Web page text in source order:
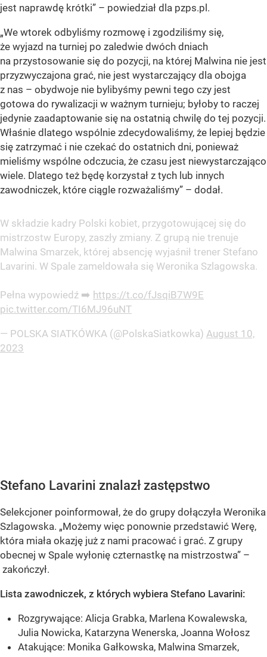
jest naprawdę krótki” – powiedział dla pzps.pl.
„We wtorek odbyliśmy rozmowę i zgodziliśmy się,
że wyjazd na turniej po zaledwie dwóch dniach
na przystosowanie się do pozycji, na której Malwina nie jest
przyzwyczajona grać, nie jest wystarczający dla obojga
z nas – obydwoje nie bylibyśmy pewni tego czy jest
gotowa do rywalizacji w ważnym turnieju; byłoby to raczej
jedynie zaadaptowanie się na ostatnią chwilę do tej pozycji.
Właśnie dlatego wspólnie zdecydowaliśmy, że lepiej będzie
się zatrzymać i nie czekać do ostatnich dni, ponieważ
mieliśmy wspólne odczucia, że czasu jest niewystarczająco
wiele. Dlatego też będę korzystał z tych lub innych
zawodniczek, które ciągle rozważaliśmy” – dodał.
W składzie kadry Polski kobiet, przygotowującej się do
mistrzostw Europy, zaszły zmiany. Z grupą nie trenuje
Malwina Smarzek, której absencję wyjaśnił trener Stefano
Lavarini. W Spale zameldowała się Weronika Szlagowska.
Pełna wypowiedź ➡️ https://t.co/fJsqiB7W9E
pic.twitter.com/TI6MJ96uNT
— POLSKA SIATKÓWKA (@PolskaSiatkowka) August 10,
2023
Stefano Lavarini znalazł zastępstwo
Selekcjoner poinformował, że do grupy dołączyła Weronika
Szlagowska. „Możemy więc ponownie przedstawić Werę,
która miała okazję już z nami pracować i grać. Z grupy
obecnej w Spale wyłonię czternastkę na mistrzostwa” –
zakończył.
Lista zawodniczek, z których wybiera Stefano Lavarini:
Rozgrywające: Alicja Grabka, Marlena Kowalewska,
Julia Nowicka, Katarzyna Wenerska, Joanna Wołosz
Atakujące: Monika Gałkowska, Malwina Smarzek,